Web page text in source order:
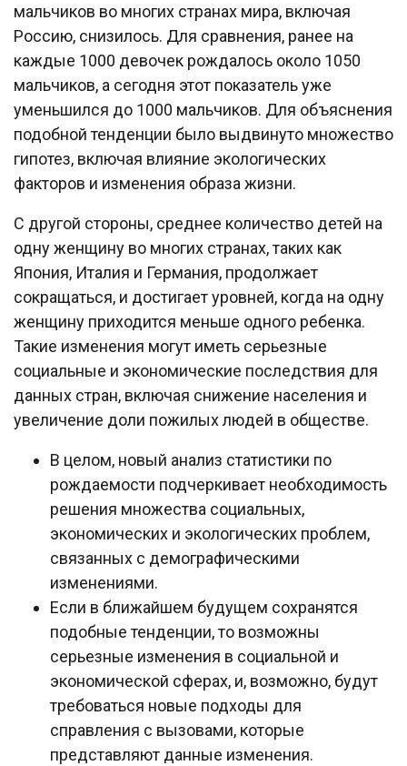
мальчиков во многих странах мира, включая
Россию, снизилось. Для сравнения, ранее на
каждые 1000 девочек рождалось около 1050
мальчиков, а сегодня этот показатель уже
уменьшился до 1000 мальчиков. Для объяснения
подобной тенденции было выдвинуто множество
гипотез, включая влияние экологических
факторов и изменения образа жизни.
С другой стороны, среднее количество детей на
одну женщину во многих странах, таких как
Япония, Италия и Германия, продолжает
сокращаться, и достигает уровней, когда на одну
женщину приходится меньше одного ребенка.
Такие изменения могут иметь серьезные
социальные и экономические последствия для
данных стран, включая снижение населения и
увеличение доли пожилых людей в обществе.
В целом, новый анализ статистики по
рождаемости подчеркивает необходимость
решения множества социальных,
экономических и экологических проблем,
связанных с демографическими
изменениями.
Если в ближайшем будущем сохранятся
подобные тенденции, то возможны
серьезные изменения в социальной и
экономической сферах, и, возможно, будут
требоваться новые подходы для
справления с вызовами, которые
представляют данные изменения.